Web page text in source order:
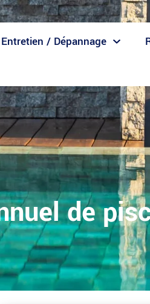
Entretien / Dépannage
de